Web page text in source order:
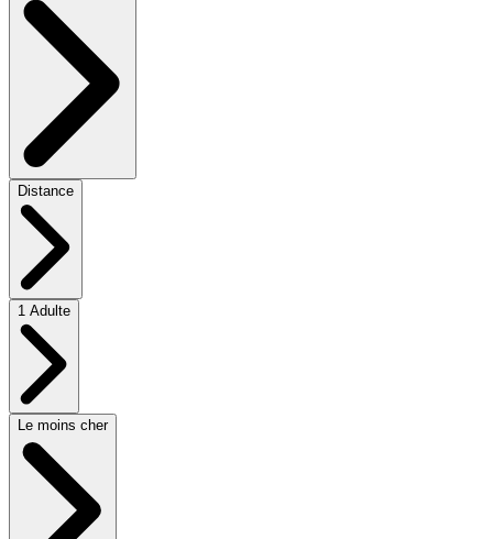
Distance
1 Adulte
Le moins cher